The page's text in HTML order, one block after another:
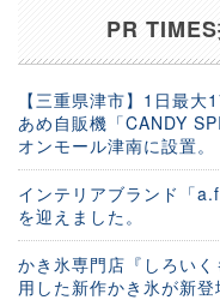
PR
【三重県津市】1日最
あめ自販機「CANDY
オンモール津南に設置。
インテリアブランド「
を迎えました。
かき氷専門店『しろい
用した新作かき氷が新登